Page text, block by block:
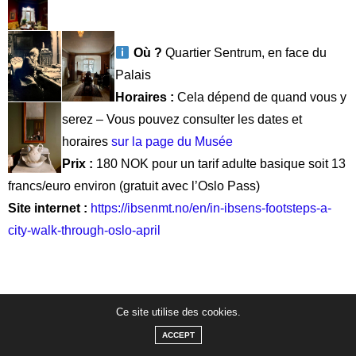
6. Le Palais royal
L’indépendant de la Norvège de la Suède est proclamée en
1905. C’est une Monarchie Constitutionnelle. L’actuel roi est
Harald V de la maison Glücksburg.Le Palais Royal se situe
dans le centre d’Oslo. On peut passer devant et visiter ses
jardins aux beaux jours !De juin à août, le Palais ouvre ses
portes avec des visites guidées, la famille royale devant
prendre ses quartiers dans ses appartements d’été
Ce site utilise des cookies.
ACCEPT